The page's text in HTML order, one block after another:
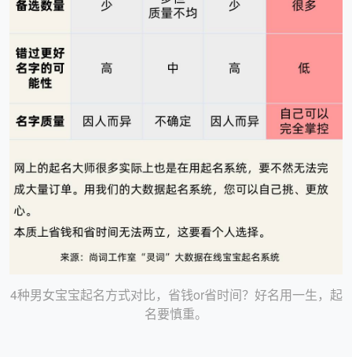
4种男女宝宝起名方式对比，省钱or省时间？好名用一生，起
名要慎重。